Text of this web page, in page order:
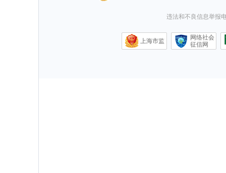
违法和不良信息举报
上海市监
网络社会
征信网